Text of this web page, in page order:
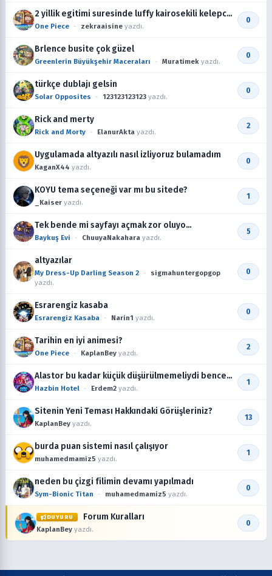
2 yillik egitimi suresinde luffy kairosekili kelepce
taksaydi eger daha fazla guclenirmiydi sizce?
One Piece - zekraaisine yazdı.
0
Brlence busite çok güzel
Greenlerin Büyükşehir Maceraları - Muratimek yazdı.
0
türkçe dublajı gelsin
Solar Opposites - 123123123123 yazdı.
0
Rick and merty
Rick and Morty - ElanurAkta yazdı.
2
Uygulamada altyazılı nasıl izliyoruz bulamadım
KaganX44 yazdı.
0
KOYU tema seçeneği var mı bu sitede?
_Kaiser yazdı.
1
Tek bende mi sayfayı açmak zor oluyo…
Baykuş Evi - ChuuyaNakahara yazdı.
5
altyazılar
My Dress-Up Darling Season 2 -
sigmahuntergopgop
yazdı.
0
Esrarengiz kasaba
Esrarengiz Kasaba - Narin1 yazdı.
0
Tarihin en iyi animesi?
One Piece - KaplanBey yazdı.
2
Alastor bu kadar küçük düşürülmemeliydi bence
bu çok saçma
Hazbin Hotel - Erdem2 yazdı.
1
Sitenin Yeni Teması Hakkındaki Görüşleriniz?
KaplanBey yazdı.
13
burda puan sistemi nasıl çalışıyor
muhamedmamiz5 yazdı.
1
neden bu çizgi filimin devamı yapılmadı
Sym-Bionic Titan - muhamedmamiz5 yazdı.
0
DUYURU Forum Kuralları
KaplanBey yazdı.
0